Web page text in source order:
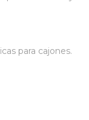
para cajones.